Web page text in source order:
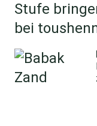
Stufe
bei